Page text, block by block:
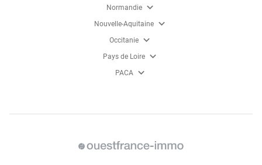
Normandie expand_more
Nouvelle-Aquitaine expand_more
Occitanie expand_more
Pays de Loire expand_more
PACA expand_more